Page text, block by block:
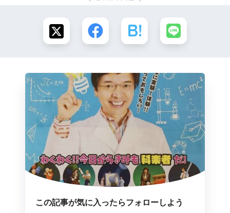
この記事が気に入ったらフォローしよう